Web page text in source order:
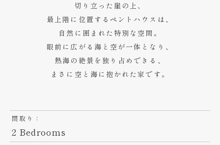
切り立った崖の上、
最上階に位置するペントハウスは、
自然に囲まれた特別な空間。
眼前に広がる海と空が一体となり、
熱海の絶景を独り占めできる、
まさに空と海に抱かれた家です。
間取り：
2 Bedrooms